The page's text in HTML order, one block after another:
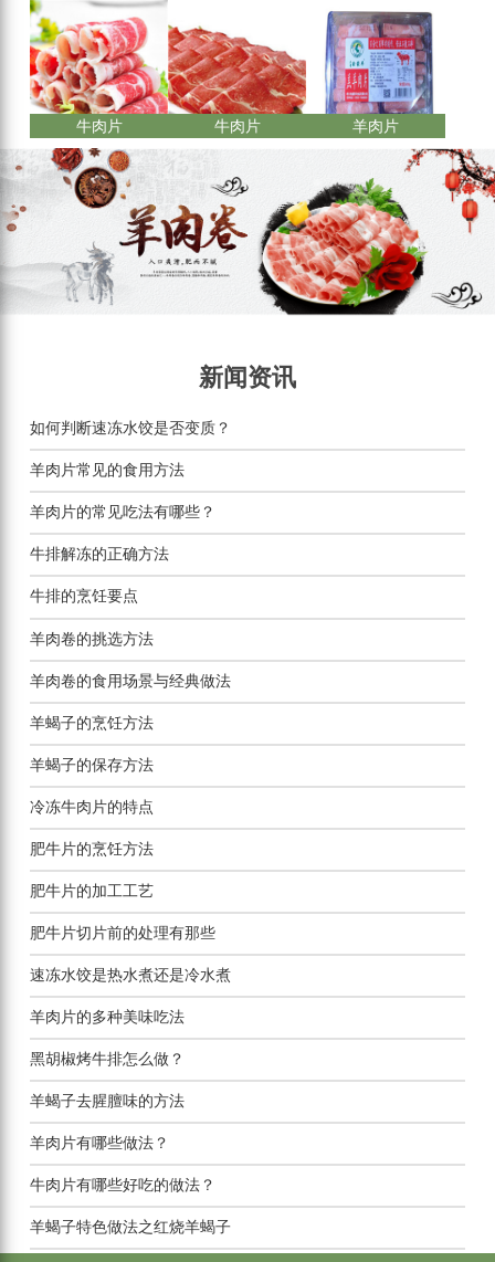
牛肉片 牛肉片 羊肉片
新闻资讯
如何判断速冻水饺是否变质？
羊肉片常见的食用方法
羊肉片的常见吃法有哪些？
牛排解冻的正确方法
牛排的烹饪要点
羊肉卷的挑选方法
羊肉卷的食用场景与经典做法
羊蝎子的烹饪方法
羊蝎子的保存方法
冷冻牛肉片的特点
肥牛片的烹饪方法
肥牛片的加工工艺
肥牛片切片前的处理有那些
速冻水饺是热水煮还是冷水煮
羊肉片的多种美味吃法
黑胡椒烤牛排怎么做？
羊蝎子去腥膻味的方法
羊肉片有哪些做法？
牛肉片有哪些好吃的做法？
羊蝎子特色做法之红烧羊蝎子